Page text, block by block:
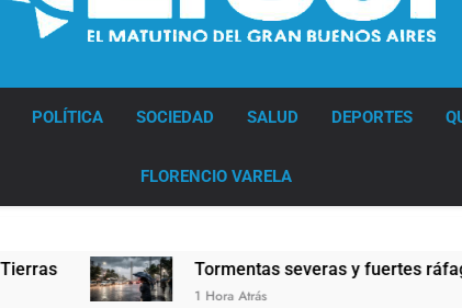
POLÍTICA SOCIEDAD SALUD DEPORTES
FLORENCIO VARELA
Tormentas severas y fuertes ráfagas de viento:
1 Hora Atrás